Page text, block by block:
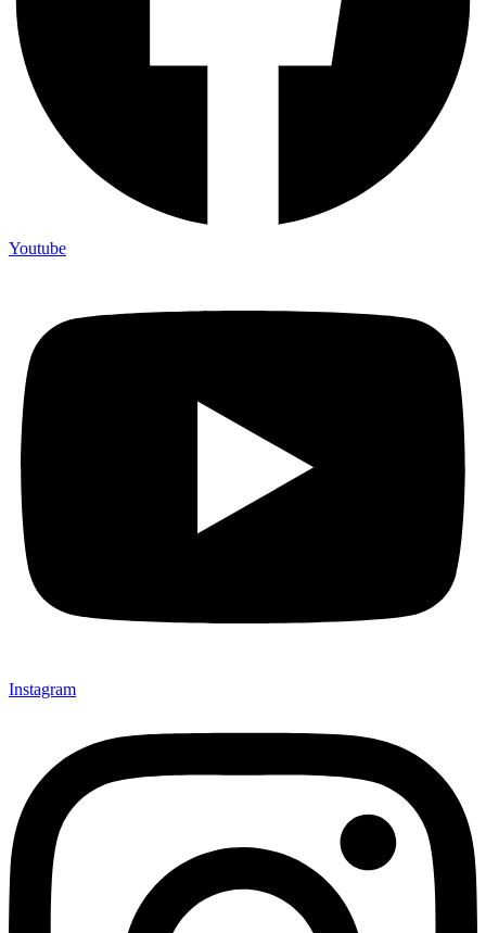
Youtube
Instagram